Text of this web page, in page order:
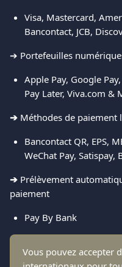
Visa, Mastercard,
Bancontact, JCB,
➔ Portefeuilles
Apple Pay, Google
Pay Later, Viva.com &
➔ Méthodes de paiement
Bancontact QR, EPS,
WeChat Pay, Satispay,
➔ Prélèvement
paiement
Pay By Bank
Vous pouvez accepter